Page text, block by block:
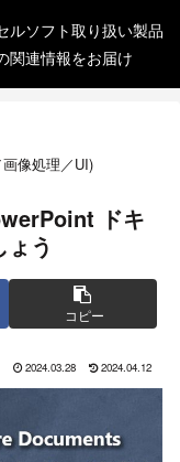
ルソフト取り扱い製品
関連情報をお届け
像処理／UI)
ドキ
う
コピー
2024.03.28 2024.04.12